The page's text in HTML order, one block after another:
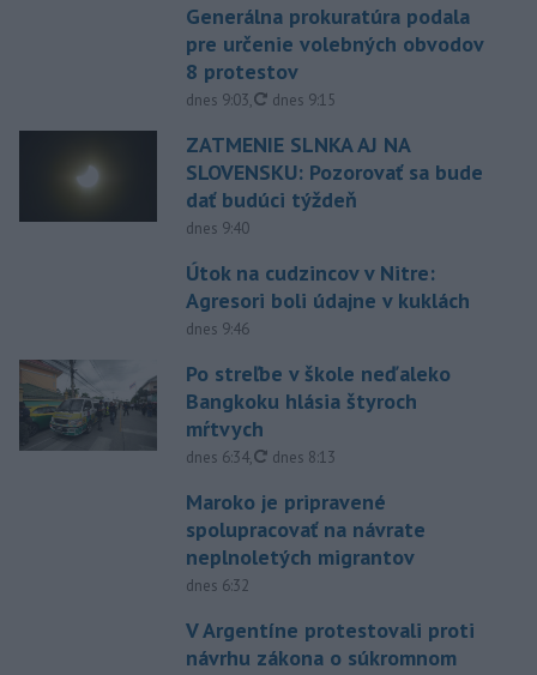
Generálna prokuratúra podala
pre určenie volebných obvodov
8 protestov
dnes 9:03, aktualizované
dnes 9:15
ZATMENIE SLNKA AJ NA
SLOVENSKU: Pozorovať sa bude
dať budúci týždeň
dnes 9:40
Útok na cudzincov v Nitre:
Agresori boli údajne v kuklách
dnes 9:46
Po streľbe v škole neďaleko
Bangkoku hlásia štyroch
mŕtvych
dnes 6:34, aktualizované
dnes 8:13
Maroko je pripravené
spolupracovať na návrate
neplnoletých migrantov
dnes 6:32
V Argentíne protestovali proti
návrhu zákona o súkromnom